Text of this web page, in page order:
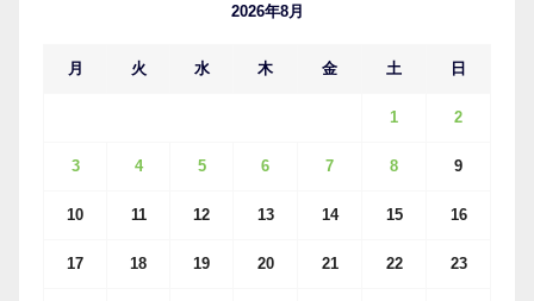
2026年8月
月 火 水 木 金 土 日
1 2
3 4 5 6 7 8 9
10 11 12 13 14 15 16
17 18 19 20 21 22 23